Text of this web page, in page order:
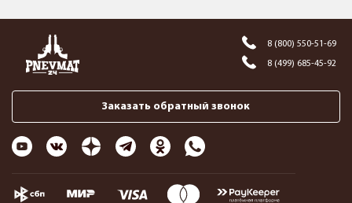
8 (800) 550-51-69
8 (499) 685-45-92
Заказать обратный звонок